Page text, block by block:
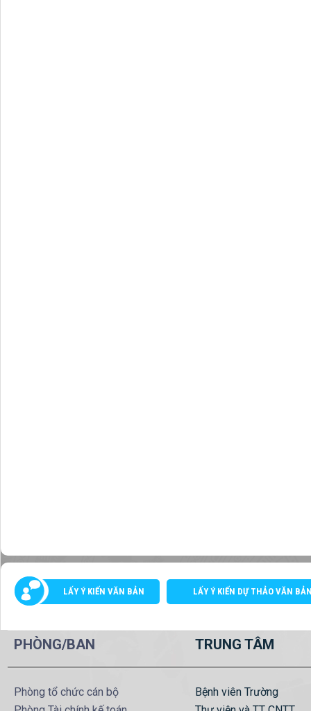
LẤY Ý KIẾN VĂN BẢN LẤY Ý KIẾN DỰ THẢO VĂN
PHÒNG/BAN
Phòng tổ chức cán bộ
TRUNG TÂM
Bệnh viên Trường